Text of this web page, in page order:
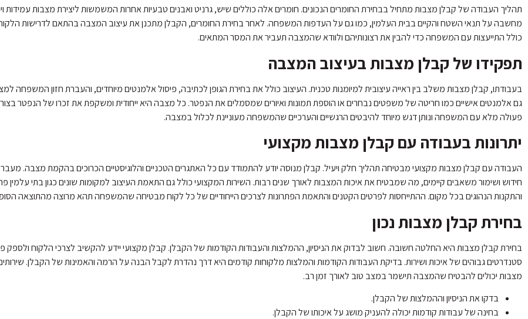
תהליך העבודה של קבלן מצבות מתחיל בבחירת החומרים הנכונים. חומרים אלה כוללים שיש, גרניט ואבנים טבעיות אחרות המשמשות ליצירת מצבות עמידות
מחשבה על תנאי השטח והקיים בבית העלמין, כמו גם על העדפות המשפחה. לאחר בחירת החומרים, הקבלן מתכנן את עיצוב המצבה בהתאם לדרישות הלקוח
כולל התייעצות עם המשפחה כדי להבין את רצונותיהם ולוודא שהמצבה תעביר את המסר המתאים.
תפקידו של קבלן מצבות בעיצוב המצבה
בעבודתו, קבלן מצבות משלב בין ראייה עיצובית למיומנות טכנית. העיצוב כולל את בחירת הגופן לכתיבה, פיסול אלמנטים מיוחדים, והעברת חזון המשפחה
גם אלמנטים אישיים כמו חריטה של משפטים נבחרים או הוספת תמונות ואיורים שמסמלים את הנפטר. כל מצבה היא ייחודית ומשקפת את זכרו של הנפטר
פעולה מלא עם המשפחה ונותן דגש מיוחד להיבטים הרגשיים והערכיים שהמשפחה מעוניינת לכלול במצבה.
יתרונות בעבודה עם קבלן מצבות מקצועי
העבודה עם קבלן מצבות מקצועי מבטיחה תהליך חלק ויעיל. קבלן מנוסה יודע להתמודד עם כל האתגרים הטכניים והלוגיסטיים הכרוכים בהקמת מצבה.
חידוש ושימור משאבים קיימים, מה שמבטיח את איכות המצבות לאורך שנים רבות. השירות המקצועי כולל גם התאמת העיצוב למקומות שונים כגון בתי עלמין
והתקנות הנהוגים בכל מקום. ההתייחסות לפרטים הקטנים והתאמת הפתרונות לצרכים הייחודיים של כל לקוח מבטיחה שהמשפחה תהא מרוצה מהתוצאה
בחירת קבלן מצבות נכון
בחירת קבלן מצבות היא החלטה חשובה. חשוב לבדוק את הניסיון, ההמלצות והעבודות הקודמות של הקבלן. קבלן מקצועי יידע להקשיב לצרכי הלקוח ולספק
סטנדרטים גבוהים של איכות ושירות. בדיקת העבודות הקודמות והמלצות מלקוחות קודמים היא דרך נהדרת לקבל הבנה על הרמה והאמינות של הקבלן.
מצבות יכולים להבטיח שהמצבה תישמר במצב טוב לאורך זמן רב.
בדקו את הניסיון וההמלצות של הקבלן.
בחינה של עבודות קודמות יכולה להעניק מושג על איכותו של הקבלן.